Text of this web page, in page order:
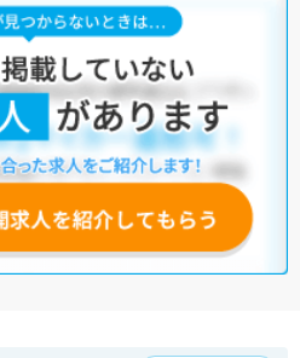
以下のような条件が人気です。
残業少なめ 正社員(正職員)
すので、「こだわり条件」から検索
せください。
ただくことも可能です。
みいただくと、ご希望条件をヒアリン
。
方は人気の希望条件をピックアップし